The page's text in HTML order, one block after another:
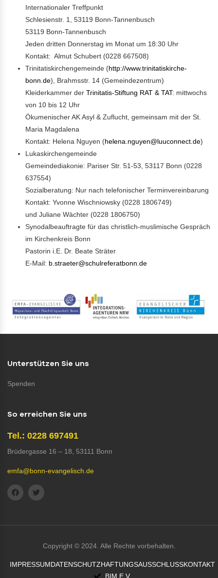
Internationaler Treffpunkt
Schlesienstr. 1, 53119 Bonn-Tannenbusch
53119 Bonn-Tannenbusch
Jeden dritten Donnerstag im Monat um 18:30 Uhr
Kontakt: Almut Schubert (0228 667508)
Trinitatiskirchengemeinde (http://www.trinitatiskirche-
bonn.de), Brahmsstr. 14 (Gemeindezentrum)
Kleiderkammer der Trinitatis-Stiftung RAT & TAT: mittwochs
von 10 bis 12 Uhr
Ökumenischer AK Asyl & Zuflucht, gemeinsam mit der St.
Maria Magdalena
Kontakt: Helena Nguyen (helena.nguyen@luuconnect.de)
Lukaskirchengemeinde
Gemeindediakonie: Pariser Str. 51-53, 53117 Bonn (0228
637554)
Sozialberatung: Nur nach telefonischer Terminvereinbarung
Kontakt: Yvonne Wischniowsky (0228 1806749)
und Juliane Wächter (0228 1806750)
Synodalbeauftragte für das christlich-muslimische Gespräch
im Kirchenkreis Bonn
Pastorin i.E. Dr. Beate Sträter
E-Mail: b.straeter@schulreferatbonn.de
Unterstützen Sie uns
Spenden
So erreichen Sie uns
Tel.: 0228 697491
Brüdergasse 16 – 18, 53111 Bonn
emfa@bonn-evangelisch.de
Copyright © 2024. Alle Rechte vorbehalten.
IMPRESSUMDATENSCHUTZHAFTUNGSAUSSCHLUSSKONTAKT
BIM E.V.